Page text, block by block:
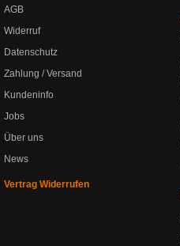
AGB
Widerruf
Datenschutz
Zahlung / Versand
Kundeninfo
Jobs
Über uns
News
Vertrag Widerrufen